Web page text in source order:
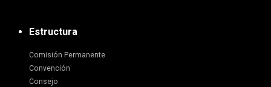
Estructura
Comisión Permanente
Convención
Consejo